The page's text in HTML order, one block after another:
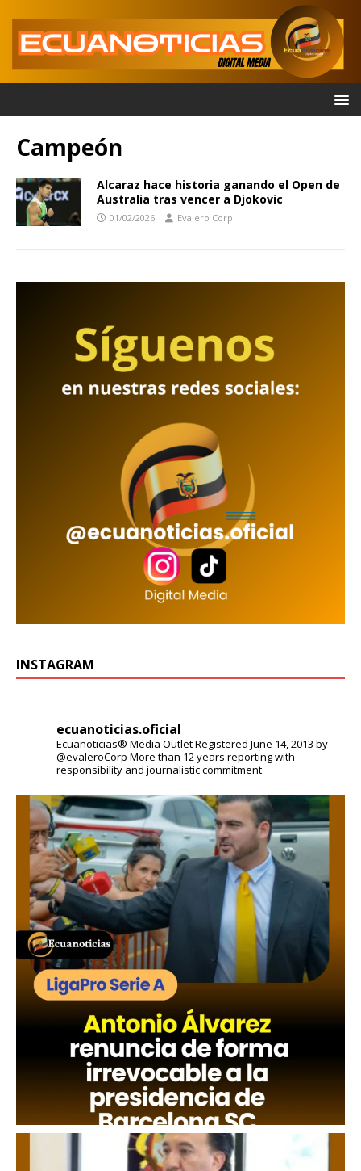
Campeón
Alcaraz hace historia ganando el Open de
Australia tras vencer a Djokovic
01/02/2026 Evalero Corp
INSTAGRAM
ecuanoticias.oficial
Ecuanoticias® Media OutletRegistered June 14, 2013 by
@evaleroCorp More than 12 years reporting with
responsibility and journalistic commitment.